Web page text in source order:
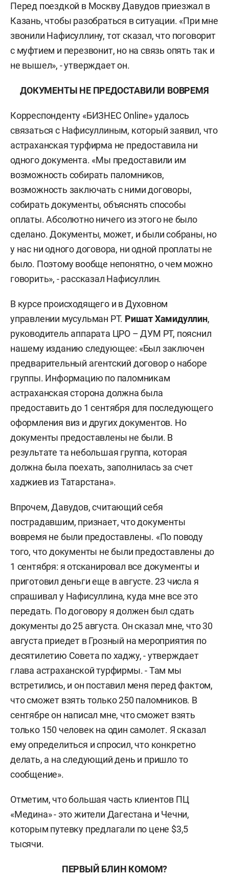
Перед поездкой в Москву Давудов приезжал в
Казань, чтобы разобраться в ситуации. «При мне
звонили Нафисуллину, тот сказал, что поговорит
с муфтием и перезвонит, но на связь опять так и
не вышел», - утверждает он.
ДОКУМЕНТЫ НЕ ПРЕДОСТАВИЛИ ВОВРЕМЯ
Корреспонденту «БИЗНЕС Online» удалось
связаться с Нафисуллиным, который заявил, что
астраханская турфирма не предоставила ни
одного документа. «Мы предоставили им
возможность собирать паломников,
возможность заключать с ними договоры,
собирать документы, объяснять способы
оплаты. Абсолютно ничего из этого не было
сделано. Документы, может, и были собраны, но
у нас ни одного договора, ни одной проплаты не
было. Поэтому вообще непонятно, о чем можно
говорить», - рассказал Нафисуллин.
В курсе происходящего и в Духовном
управлении мусульман РТ. Ришат Хамидуллин,
руководитель аппарата ЦРО – ДУМ РТ, пояснил
нашему изданию следующее: «Был заключен
предварительный агентский договор о наборе
группы. Информацию по паломникам
астраханская сторона должна была
предоставить до 1 сентября для последующего
оформления виз и других документов. Но
документы предоставлены не были. В
результате та небольшая группа, которая
должна была поехать, заполнилась за счет
хаджиев из Татарстана».
Впрочем, Давудов, считающий себя
пострадавшим, признает, что документы
вовремя не были предоставлены. «По поводу
того, что документы не были предоставлены до
1 сентября: я отсканировал все документы и
приготовил деньги еще в августе. 23 числа я
спрашивал у Нафисуллина, куда мне все это
передать. По договору я должен был сдать
документы до 25 августа. Он сказал мне, что 30
августа приедет в Грозный на мероприятия по
десятилетию Совета по хаджу, - утверждает
глава астраханской турфирмы. - Там мы
встретились, и он поставил меня перед фактом,
что сможет взять только 250 паломников. В
сентябре он написал мне, что сможет взять
только 150 человек на один самолет. Я сказал
ему определиться и спросил, что конкретно
делать, а на следующий день и пришло то
сообщение».
Отметим, что большая часть клиентов ПЦ
«Медина» - это жители Дагестана и Чечни,
которым путевку предлагали по цене $3,5
тысячи.
ПЕРВЫЙ БЛИН КОМОМ?